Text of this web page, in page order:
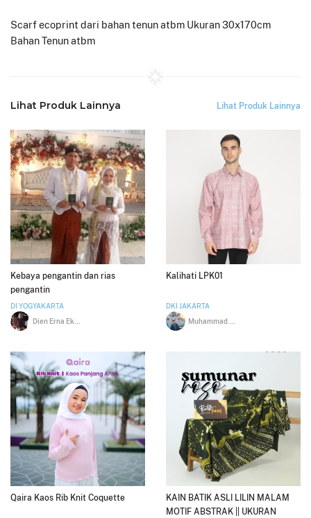
Scarf ecoprint dari bahan tenun atbm Ukuran 30x170cm
Bahan Tenun atbm
Lihat Produk Lainnya Lihat Produk Lainnya
Kebaya pengantin dan rias
pengantin
DI YOGYAKARTA
Kalihati LPK01
DKI JAKARTA
Qaira Kaos Rib Knit Coquette
KAIN BATIK ASLI LILIN MALAM
MOTIF ABSTRAK || UKURAN